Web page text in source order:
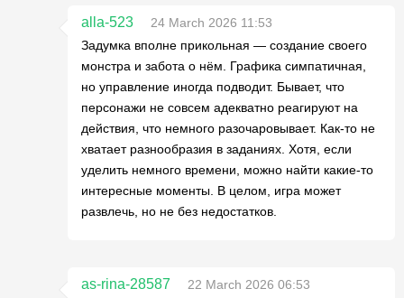
alla-523
24 March 2026 11:53
Задумка вполне прикольная — создание своего
монстра и забота о нём. Графика симпатичная,
но управление иногда подводит. Бывает, что
персонажи не совсем адекватно реагируют на
действия, что немного разочаровывает. Как-то не
хватает разнообразия в заданиях. Хотя, если
уделить немного времени, можно найти какие-то
интересные моменты. В целом, игра может
развлечь, но не без недостатков.
as-rina-28587
22 March 2026 06:53